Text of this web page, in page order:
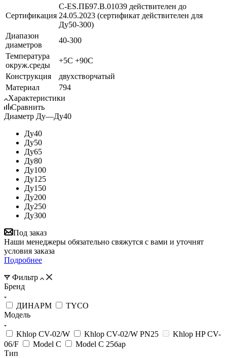
Сертификация
C-ES.ПБ97.В.01039 действителен до
24.05.2023 (сертификат действителен для
Ду50-300)
Диапазон
диаметров
40-300
Температура
окруж.среды
+5C +90C
Конструкция
двухстворчатый
Материал
794
Характеристики
Сравнить
Диаметр Ду—Ду40
Ду40
Ду50
Ду65
Ду80
Ду100
Ду125
Ду150
Ду200
Ду250
Ду300
Под заказ
Наши менеджеры обязательно свяжутся с вами и уточнят
условия заказа
Подробнее
Фильтр
Бренд
ДИНАРМ
TYCO
Модель
Khlop CV-02/W Khlop CV-02/W PN25
Khlop HP CV-
06/F
Model C
Model C 25бар
Тип